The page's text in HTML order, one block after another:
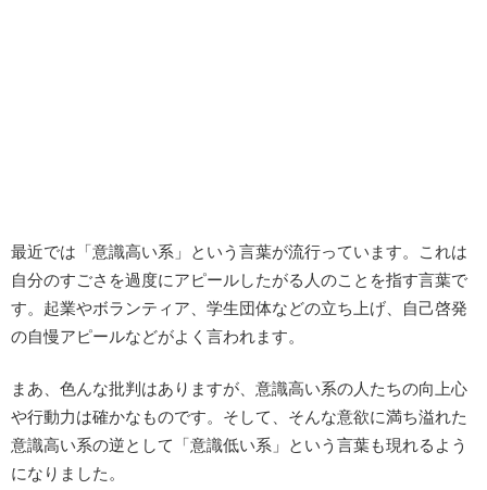
最近では「意識高い系」という言葉が流行っています。これは
自分のすごさを過度にアピールしたがる人のことを指す言葉で
す。起業やボランティア、学生団体などの立ち上げ、自己啓発
の自慢アピールなどがよく言われます。
まあ、色んな批判はありますが、意識高い系の人たちの向上心
や行動力は確かなものです。そして、そんな意欲に満ち溢れた
意識高い系の逆として「意識低い系」という言葉も現れるよう
になりました。